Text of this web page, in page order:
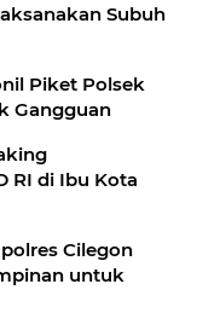
Subuh
Piket Polsek
Gangguan
RI di Ibu Kota
Cilegon
untuk